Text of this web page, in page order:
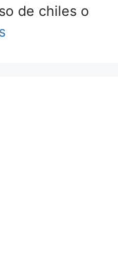
de chiles o